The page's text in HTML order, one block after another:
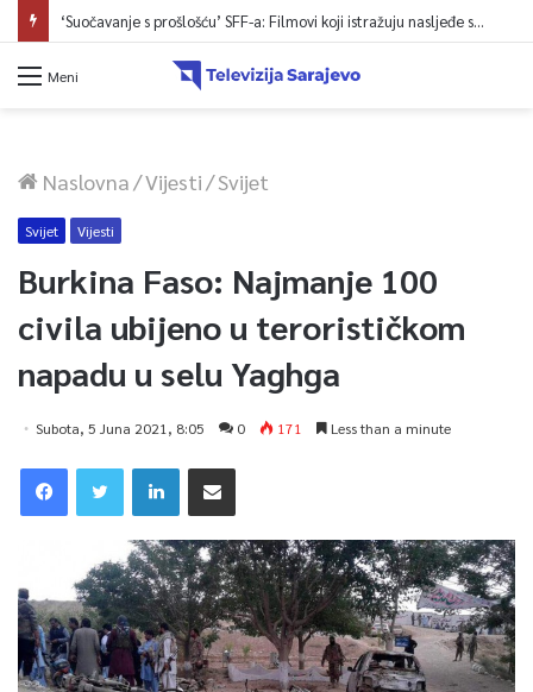
‘Suočavanje s prošlošću’ SFF-a: Filmovi koji istražuju nasljeđe sukoba i mogućnosti otpora
Meni
Naslovna/Vijesti/Svijet
Svijet Vijesti
Burkina Faso: Najmanje 100
civila ubijeno u terorističkom
napadu u selu Yaghga
Subota, 5 Juna 2021, 8:05 0 171 Less than a minute